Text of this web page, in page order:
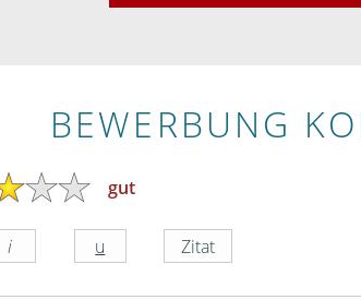
BEWERBUNG
gut